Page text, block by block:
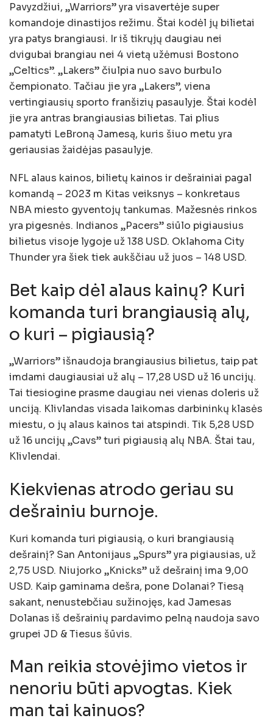
Pavyzdžiui, „Warriors” yra visavertėje super
komandoje dinastijos režimu. Štai kodėl jų bilietai
yra patys brangiausi. Ir iš tikrųjų daugiau nei
dvigubai brangiau nei 4 vietą užėmusi Bostono
„Celtics”. „Lakers” čiulpia nuo savo burbulo
čempionato. Tačiau jie yra „Lakers”, viena
vertingiausių sporto franšizių pasaulyje. Štai kodėl
jie yra antras brangiausias bilietas. Tai plius
pamatyti LeBroną Jamesą, kuris šiuo metu yra
geriausias žaidėjas pasaulyje.
NFL alaus kainos, bilietų kainos ir dešrainiai pagal
komandą – 2023 m Kitas veiksnys – konkretaus
NBA miesto gyventojų tankumas. Mažesnės rinkos
yra pigesnės. Indianos „Pacers” siūlo pigiausius
bilietus visoje lygoje už 138 USD. Oklahoma City
Thunder yra šiek tiek aukščiau už juos – 148 USD.
Bet kaip dėl alaus kainų? Kuri
komanda turi brangiausią alų,
o kuri – pigiausią?
„Warriors” išnaudoja brangiausius bilietus, taip pat
imdami daugiausiai už alų – 17,28 USD už 16 uncijų.
Tai tiesiogine prasme daugiau nei vienas doleris už
unciją. Klivlandas visada laikomas darbininkų klasės
miestu, o jų alaus kainos tai atspindi. Tik 5,28 USD
už 16 uncijų „Cavs” turi pigiausią alų NBA. Štai tau,
Klivlendai.
Kiekvienas atrodo geriau su
dešrainiu burnoje.
Kuri komanda turi pigiausią, o kuri brangiausią
dešrainį? San Antonijaus „Spurs” yra pigiausias, už
2,75 USD. Niujorko „Knicks” už dešrainį ima 9,00
USD. Kaip gaminama dešra, pone Dolanai? Tiesą
sakant, nenustebčiau sužinojęs, kad Jamesas
Dolanas iš dešrainių pardavimo pelną naudoja savo
grupei JD & Tiesus šūvis.
Man reikia stovėjimo vietos ir
nenoriu būti apvogtas. Kiek
man tai kainuos?